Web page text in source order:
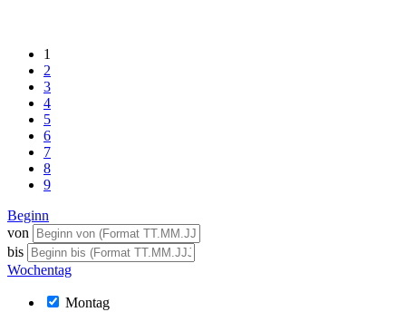
1
2
3
4
5
6
7
8
9
Beginn
von
bis
Wochentag
Montag